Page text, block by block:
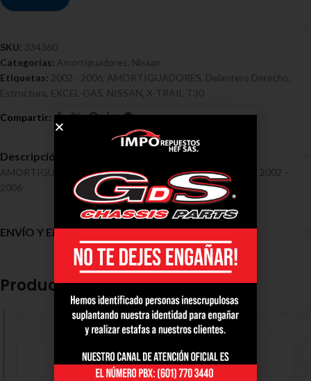
SKU: 334360
Categorías: Amortiguadores Nissan
Etiquetas: 2002 - 2006 AMORTIGUADORES Delantero Derecho
Estructura EXCEL-GAS NISSAN X-TRAIL T30
Descripción
AMORTIGUADORES / NISSAN / X-TRAIL T30 Ref 334360, 2002 –
2006
ENVÍO Y ENTREGA
Productos relacionados